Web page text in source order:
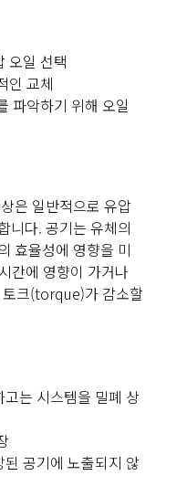
오일 선택
인 교체
파악하기 위해 오일
은 일반적으로 유압
니다. 공기는 유체의
효율성에 영향을 미
간에 영향이 가거나
크(torque)가 감소할
는 시스템을 밀폐 상
공기에 노출되지 않